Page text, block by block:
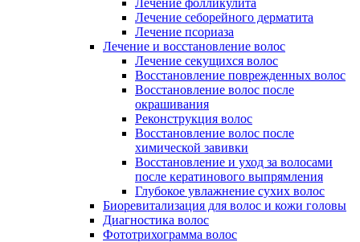
Лечение фолликулита
Лечение себорейного дерматита
Лечение псориаза
Лечение и восстановление волос
Лечение секущихся волос
Восстановление поврежденных волос
Восстановление волос после
окрашивания
Реконструкция волос
Восстановление волос после
химической завивки
Восстановление и уход за волосами
после кератинового выпрямления
Глубокое увлажнение сухих волос
Биоревитализация для волос и кожи головы
Диагностика волос
Фототрихограмма волос